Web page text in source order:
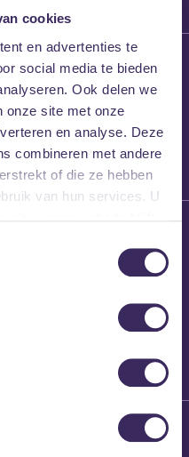
cookies
en advertenties te
social media te bieden
Ook delen we
onze site met onze
en analyse. Deze
combineren met andere
of die ze hebben
van hun services. U
maart 2026
Blog:
Kalf
Willem’s Blog: High